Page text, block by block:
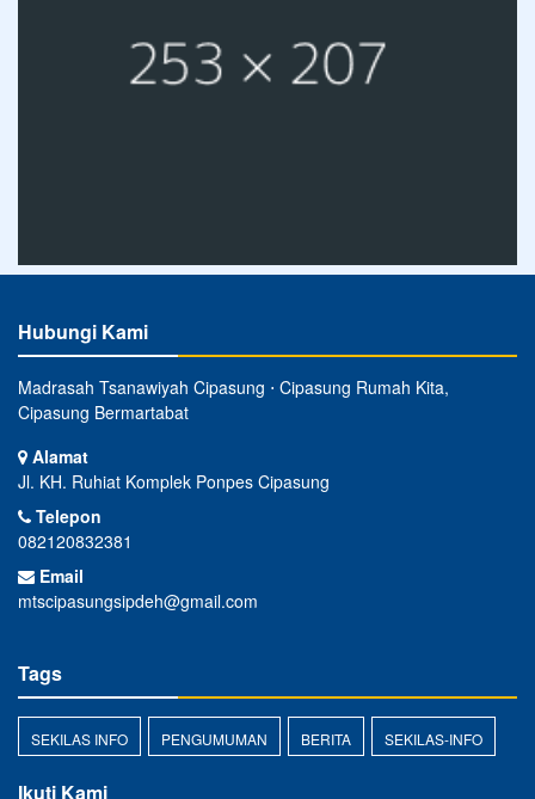
Hubungi Kami
Madrasah Tsanawiyah Cipasung ⋅ Cipasung Rumah Kita,
Cipasung Bermartabat
Alamat
Jl. KH. Ruhiat Komplek Ponpes Cipasung
Telepon
082120832381
Email
mtscipasungsipdeh@gmail.com
Tags
SEKILAS INFO PENGUMUMAN BERITA SEKILAS-INFO
Ikuti Kami